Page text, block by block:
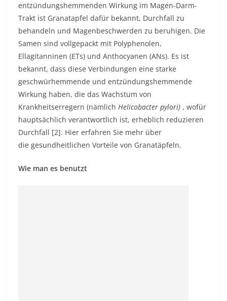
entzündungshemmenden Wirkung im Magen-Darm-
Trakt ist Granatapfel dafür bekannt, Durchfall zu
behandeln und Magenbeschwerden zu beruhigen. Die
Samen sind vollgepackt mit Polyphenolen,
Ellagitanninen (ETs) und Anthocyanen (ANs). Es ist
bekannt, dass diese Verbindungen eine starke
geschwürhemmende und entzündungshemmende
Wirkung haben, die das Wachstum von
Krankheitserregern (nämlich Helicobacter pylori) , wofür
hauptsächlich verantwortlich ist, erheblich reduzieren
Durchfall [2]. Hier erfahren Sie mehr über
die gesundheitlichen Vorteile von Granatäpfeln.
Wie man es benutzt